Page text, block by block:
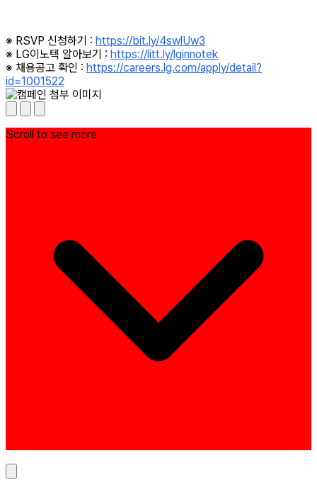
※ RSVP 신청하기 : https://bit.ly/4swlUw3
※ LG이노텍 알아보기 : https://litt.ly/lginnotek
※ 채용공고 확인 : https://careers.lg.com/apply/detail?
id=1001522
Scroll to see more